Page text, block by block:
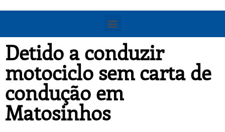
Detido a conduzir
motociclo sem carta de
condução em
Matosinhos